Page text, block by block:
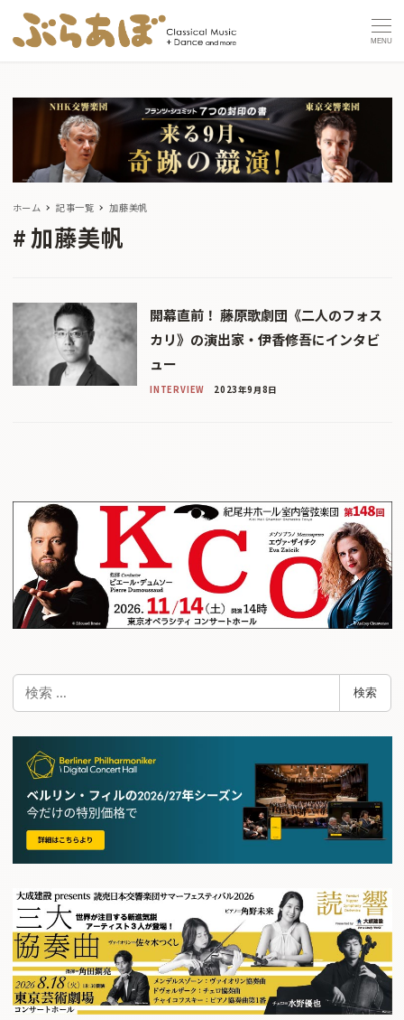
MENU
ホーム 記事一覧 加藤美帆
加藤美帆
開幕直前！ 藤原歌劇団《二人のフォス
カリ》の演出家・伊香修吾にインタビ
ュー
INTERVIEW 2023年9月8日
検
検索